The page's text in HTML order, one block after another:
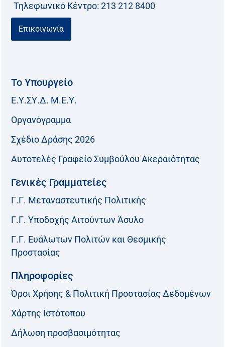
Τηλεφωνικό Kέντρο: 213 212 8400
Επικοινωνία
Το Υπουργείο
Ε.Υ.ΣΥ.Δ. Μ.Ε.Υ.
Οργανόγραμμα
Σχέδιο Δράσης 2026
Αυτοτελές Γραφείο Συμβούλου Ακεραιότητας
Γενικές Γραμματείες
Γ.Γ. Μεταναστευτικής Πολιτικής
Γ.Γ. Υποδοχής Αιτούντων Άσυλο
Γ.Γ. Ευάλωτων Πολιτών και Θεσμικής
Προστασίας
Πληροφορίες
Όροι Χρήσης & Πολιτική Προστασίας Δεδομένων
Χάρτης Ιστότοπου
Δήλωση προσβασιμότητας